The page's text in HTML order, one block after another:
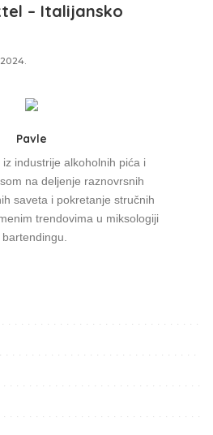
– Italijansko
Pavle
iz industrije alkoholnih pića i
na deljenje raznovrsnih
saveta i pokretanje stručnih
trendovima u miksologiji
bartendingu.